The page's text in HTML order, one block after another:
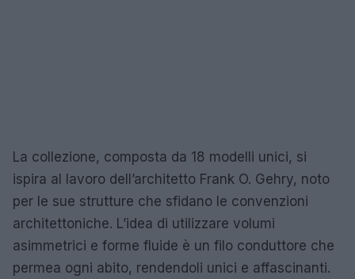
La collezione, composta da 18 modelli unici, si
ispira al lavoro dell’architetto Frank O. Gehry, noto
per le sue strutture che sfidano le convenzioni
architettoniche. L’idea di utilizzare volumi
asimmetrici e forme fluide è un filo conduttore che
permea ogni abito, rendendoli unici e affascinanti.